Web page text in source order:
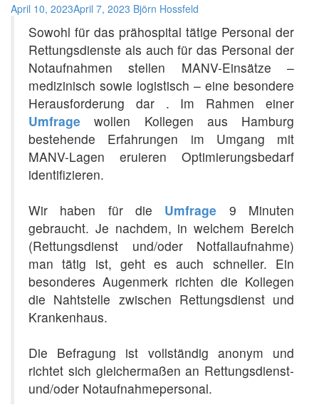
April 10, 2023April 7, 2023 Björn Hossfeld
Sowohl für das prähospital tätige Personal der
Rettungsdienste als auch für das Personal der
Notaufnahmen stellen MANV-Einsätze –
medizinisch sowie logistisch – eine besondere
Herausforderung dar . Im Rahmen einer
Umfrage wollen Kollegen aus Hamburg
bestehende Erfahrungen im Umgang mit
MANV-Lagen eruieren Optimierungsbedarf
identifizieren.
Wir haben für die Umfrage 9 Minuten
gebraucht. Je nachdem, in welchem Bereich
(Rettungsdienst und/oder Notfallaufnahme)
man tätig ist, geht es auch schneller. Ein
besonderes Augenmerk richten die Kollegen
die Nahtstelle zwischen Rettungsdienst und
Krankenhaus.
Die Befragung ist vollständig anonym und
richtet sich gleichermaßen an Rettungsdienst-
und/oder Notaufnahmepersonal.